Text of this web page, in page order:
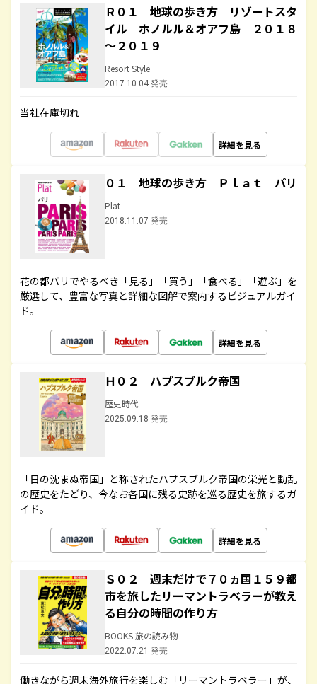
Ｒ０１ 地球の歩き方 リゾートスタ
イル ホノルル＆オアフ島 ２０１８
～２０１９
Resort Style
2017.10.04 発売
当社在庫切れ
詳細を見る
０１ 地球の歩き方 Ｐｌａｔ パリ
Plat
2018.11.07 発売
花の都パリでやるべき「見る」「買う」「食べる」「遊ぶ」を
厳選して、豊富な写真と詳細な図解で案内するビジュアルガイ
ド。
詳細を見る
Ｈ０２ ハプスブルク帝国
歴史時代
2025.09.18 発売
「日の沈まぬ帝国」と称されたハプスブルク帝国の栄光と動乱
の歴史をたどり、今なお各国に残る史跡を巡る歴史を旅するガ
イド。
詳細を見る
Ｓ０２ 週末だけで７０ヵ国１５９都
市を旅したリーマントラベラーが教え
る自分の時間の作り方
BOOKS 旅の読み物
2022.07.21 発売
働きながら週末海外旅行を楽しむ「リーマントラベラー」が、